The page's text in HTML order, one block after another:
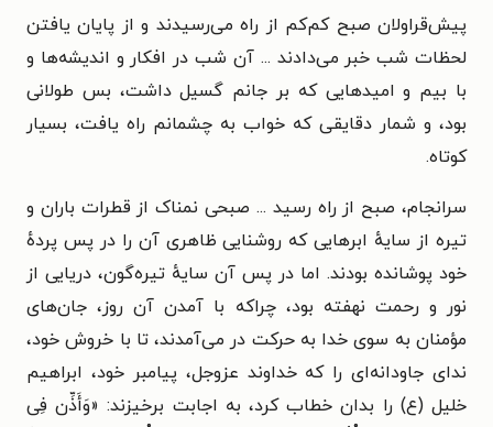
پیش‌قراولان صبح کم‌کم از راه می‌رسیدند و از پایان یافتن
لحظات شب خبر می‌دادند ... آن شب در افکار و اندیشه‌ها و
با بیم و امیدهایی که بر جانم گسیل داشت، بس طولانی
بود، و شمار دقایقی که خواب به چشمانم راه یافت، بسیار
کوتاه.
سرانجام، صبح از راه رسید ... صبحی نمناک از قطرات باران و
تیره از سایهٔ ابرهایی که روشنایی ظاهری آن را در پس پردهٔ
خود پوشانده بودند. اما در پس آن سایهٔ تیره‌گون، دریایی از
نور و رحمت نهفته بود، چراکه با آمدن آن روز، جان‌های
مؤمنان به سوی خدا به حرکت در می‌آمدند، تا با خروش خود،
ندای جاودانه‌ای را که خداوند عزوجل، پیامبر خود، ابراهیم
خلیل (ع) را بدان خطاب کرد، به اجابت برخیزند: «وَأَذِّن فِی